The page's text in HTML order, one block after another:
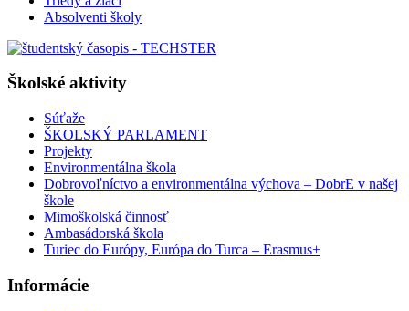
Absolventi školy
Školské aktivity
Súťaže
ŠKOLSKÝ PARLAMENT
Projekty
Environmentálna škola
Dobrovoľníctvo a environmentálna výchova – DobrE v našej
škole
Mimoškolská činnosť
Ambasádorská škola
Turiec do Európy, Európa do Turca – Erasmus+
Informácie